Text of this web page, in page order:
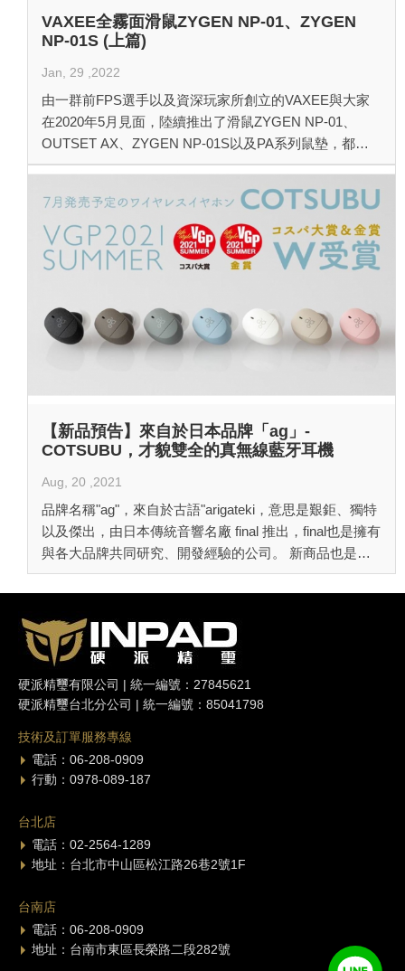
VAXEE全霧面滑鼠ZYGEN NP-01、ZYGEN
NP-01S (上篇)
Jan, 29 ,2022
由一群前FPS選手以及資深玩家所創立的VAXEE與大家
在2020年5月見面，陸續推出了滑鼠ZYGEN NP-01、
OUTSET AX、ZYGEN NP-01S以及PA系列鼠墊，都深
受選手以及玩家的喜愛
【新品預告】來自於日本品牌「ag」-
COTSUBU，才貌雙全的真無線藍牙耳機
Aug, 20 ,2021
品牌名稱"ag"，來自於古語"arigateki，意思是艱鉅、獨特
以及傑出，由日本傳統音響名廠 final 推出，final也是擁有
與各大品牌共同研究、開發經驗的公司。 新商品也是與
擁有多年從事大品牌合作開發經驗的公司進行合作開發。
ag結合final多年來之技術及調音哲學，加上創新之產品設
計及開發，務求打造擁有高品質音色之產品。
硬派精璽有限公司 | 統一編號：27845621
硬派精璽台北分公司 | 統一編號：85041798
技術及訂單服務專線
電話：06-208-0909
行動：0978-089-187
台北店
電話：02-2564-1289
地址：台北市中山區松江路26巷2號1F
台南店
電話：06-208-0909
地址：台南市東區長榮路二段282號